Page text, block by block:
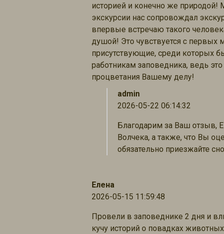
историей и конечно же природой!
экскурсии нас сопровождал
впервые встречаю такого
душой! Это чувствуется с первых
присутствующие, среди которых
работникам заповедника, ведь
процветания Вашему делу!
admin
2026-05-22 06:14:32
Благодарим за Ваш отзыв,
Волчека, а также, что Вы
обязательно приезжайте
Елена
2026-05-15 11:59:48
Провели в заповеднике 2 дня и
кучу историй о повадках